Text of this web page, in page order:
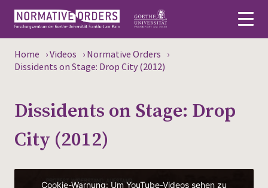
Deutsch
Persons
Research
Home ›Videos › Normative Orders ›
Dissidents on Stage: Drop City (2012)
Dissidents on Stage: Drop
City (2012)